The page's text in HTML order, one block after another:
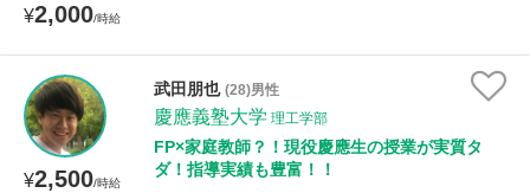
¥2,000/時給
¥2,500/時給
武田朋也 (28)男性
慶應義塾大学 理工学部
FP×家庭教師？！現役慶應生の授業が実質タ
ダ！指導実績も豊富！！